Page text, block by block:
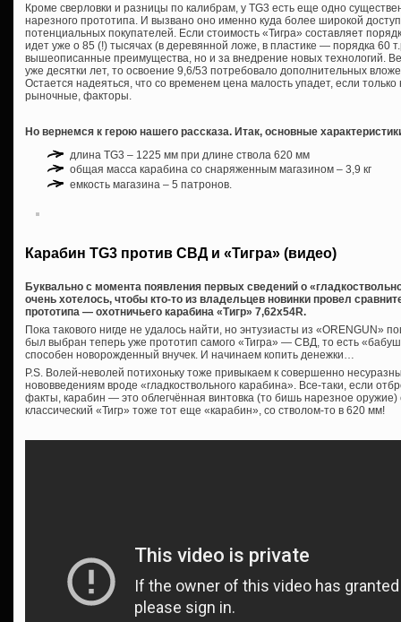
Кроме сверловки и разницы по калибрам, у TG3 есть еще одно
нарезного прототипа. И вызвано оно именно куда более широкой
потенциальных покупателей. Если стоимость «Тигра» составляет
идет уже о 85 (!) тысячах (в деревянной ложе, в пластике — порядка 60
вышеописанные преимущества, но и за внедрение новых технологий.
уже десятки лет, то освоение 9,6/53 потребовало дополнительных
Остается надеяться, что со временем цена малость упадет, если
рыночные, факторы.
Но вернемся к герою нашего рассказа. Итак, основные
длина TG3 – 1225 мм при длине ствола 620 мм
общая масса карабина со снаряженным магазином – 3,9 кг
емкость магазина – 5 патронов.
Карабин TG3 против СВД и «Тигра» (видео)
Буквально с момента появления первых сведений о
очень хотелось, чтобы кто-то из владельцев новинки провел
прототипа — охотничьего карабина «Тигр» 7,62х54R.
Пока такового нигде не удалось найти, но энтузиасты из «ORENGUN»
был выбран теперь уже прототип самого «Тигра» — СВД, то есть
способен новорожденный внучек. И начинаем копить денежки…
P.S. Волей-неволей потихоньку тоже привыкаем к совершенно
нововведениям вроде «гладкоствольного карабина». Все-таки, если
факты, карабин — это облегчённая винтовка (то бишь нарезное оружие)
классический «Тигр» тоже тот еще «карабин», со стволом-то в 620 мм!